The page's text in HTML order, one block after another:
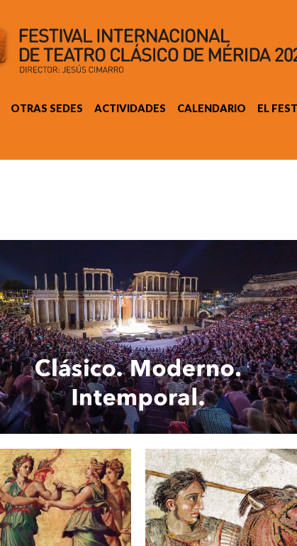
OTRAS SEDES ACTIVIDADES CALENDARIO EL